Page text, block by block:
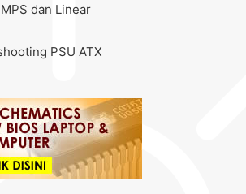
dan Linear
PSU ATX